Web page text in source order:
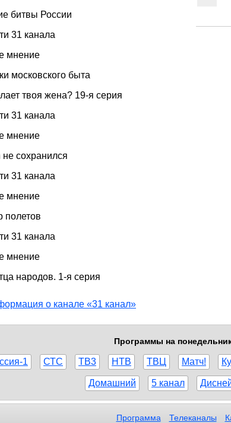
битвы России
31 канала
мнение
московского быта
твоя жена? 19-я серия
31 канала
мнение
сохранился
31 канала
мнение
полетов
31 канала
мнение
народов. 1-я серия
о канале «31 канал»
Программы на
1 СТС ТВ3 НТВ ТВЦ Матч!
Домашний 5 канал
Программа Телеканалы